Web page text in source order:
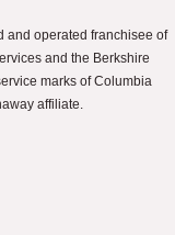
and operated franchisee of
and the Berkshire
marks of Columbia
affiliate.